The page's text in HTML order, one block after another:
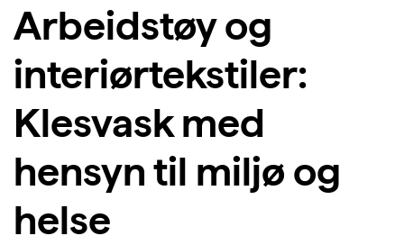
Arbeidstøy og
interiørtekstiler:
Klesvask med
hensyn til miljø og
helse